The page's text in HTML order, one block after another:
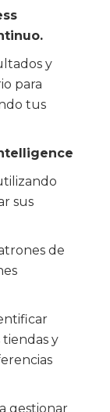
y
para
tus
sus
de
tiendas y
gestionar